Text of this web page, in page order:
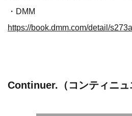
・DMM
https://book.dmm.com/detail/
Continuer.（コンティニュ